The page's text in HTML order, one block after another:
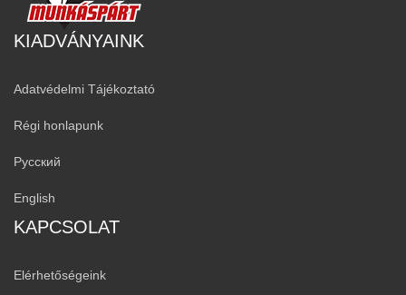
KIADVÁNYAINK
Adatvédelmi Tájékoztató
Régi honlapunk
Русский
English
KAPCSOLAT
Elérhetőségeink